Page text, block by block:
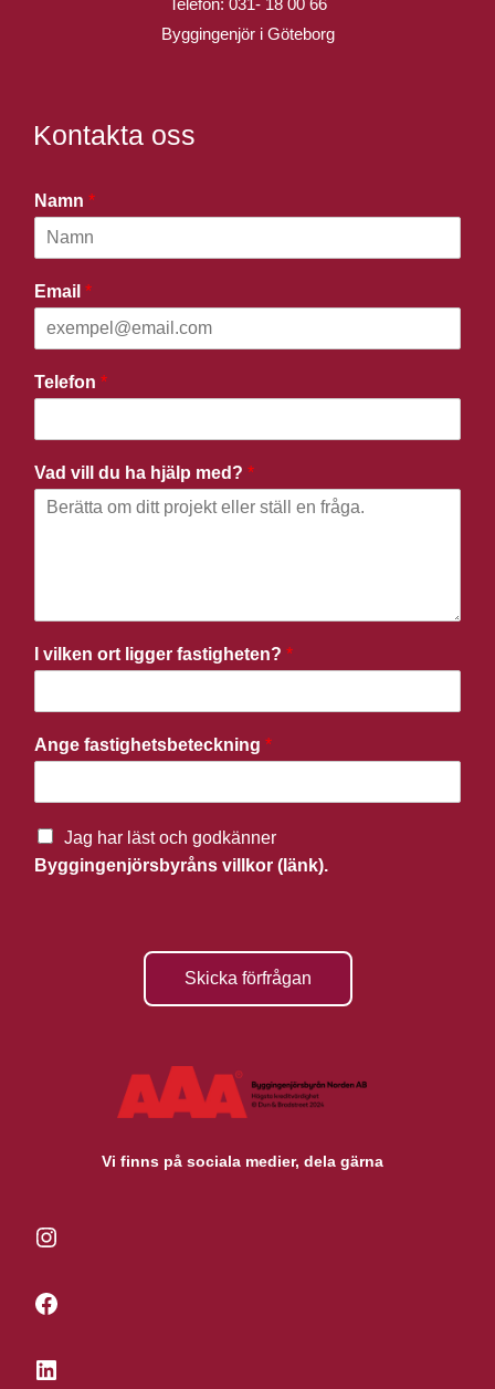
Byggingenjör i Göteborg
Kontakta oss
Namn *
Email *
Telefon *
Vad vill du ha hjälp med? *
I vilken ort ligger fastigheten? *
Ange fastighetsbeteckning *
Jag har läst och godkänner
Byggingenjörsbyråns villkor (länk).
Skicka förfrågan
Vi finns på sociala medier, dela gärna
Instagram
Facebook
LinkedIn